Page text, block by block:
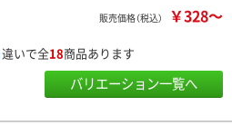
販売価格（税込） ￥328～
違いで全18商品あります
バリエーション一覧へ